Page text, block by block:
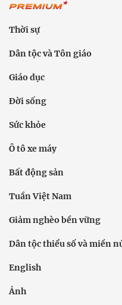
Thời sự
Dân tộc và Tôn giáo
Giáo dục
Đời sống
Sức khỏe
Ô tô xe máy
Bất động sản
Tuần Việt Nam
Giảm nghèo bền vững
Dân tộc thiểu số và miền
English
Ảnh